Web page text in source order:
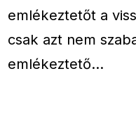
emlékeztetőt a
csak azt nem
emlékeztető…